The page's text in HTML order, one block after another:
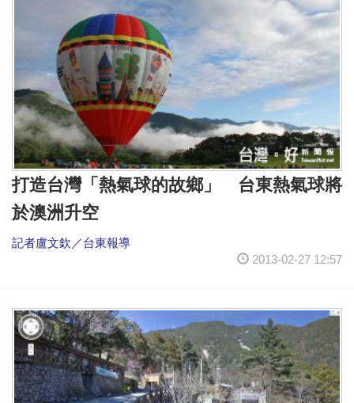
打造台灣「熱氣球的故鄉」 台東熱氣球將
於澳洲升空
記者盧文欽／台東報導
2013-02-27 12:57